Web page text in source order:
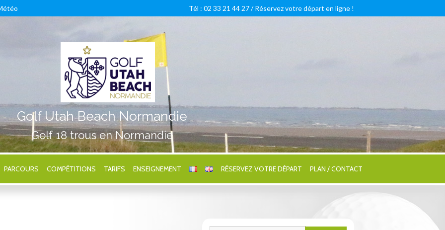
Golf Utah Beach Normandie
Golf 18 trous en Normandie
Tél : 02 33 21 44 27 /Réservez votre départ en ligne !
PARCOURS COMPÉTITIONS TARIFS ENSEIGNEMENT RÉSERVEZ VOTRE DÉPART PLAN / CONTACT